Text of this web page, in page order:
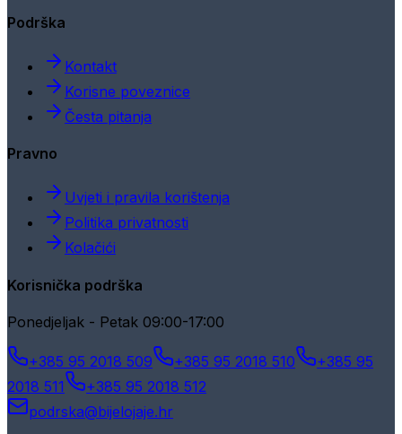
Podrška
Kontakt
Korisne poveznice
Česta pitanja
Pravno
Uvjeti i pravila korištenja
Politika privatnosti
Kolačići
Korisnička podrška
Ponedjeljak - Petak 09:00-17:00
+385 95 2018 509 +385 95 2018 510
+385 95
2018 511
+385 95 2018 512
podrska@bijelojaje.hr